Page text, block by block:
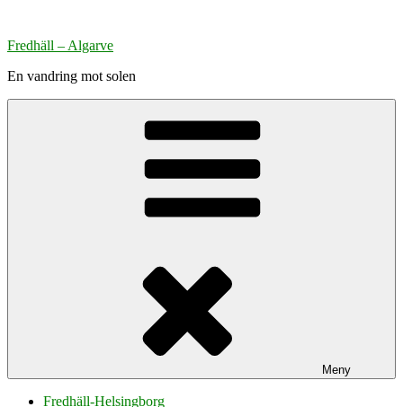
innehåll
Fredhäll – Algarve
En vandring mot solen
Meny
Fredhäll-Helsingborg